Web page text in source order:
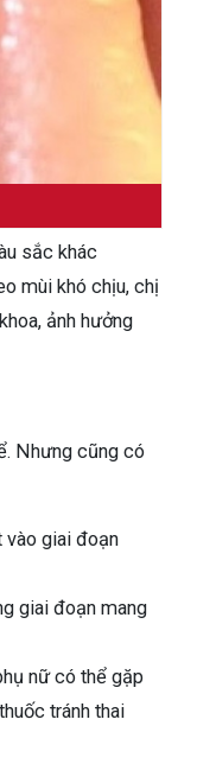
sắc khác
mùi khó chịu, chị
ảnh hưởng
Nhưng cũng có
vào giai đoạn
giai đoạn mang
nữ có thể gặp
tránh thai